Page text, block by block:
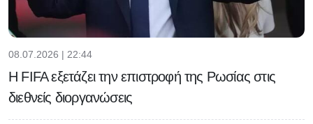
08.07.2026 | 22:44
Η FIFA εξετάζει την επιστροφή της Ρωσίας στις
διεθνείς διοργανώσεις